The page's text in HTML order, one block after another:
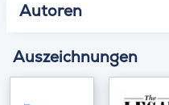
Autoren
Auszeichnungen